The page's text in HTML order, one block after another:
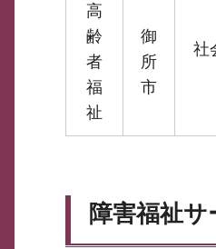
高
齢
者
福
祉
御
所
市
社
障害福祉サ